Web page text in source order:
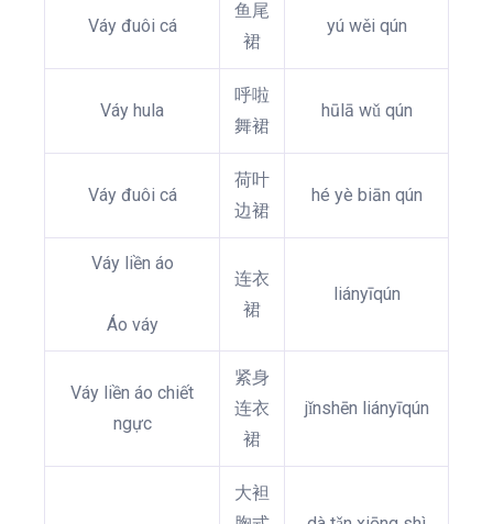
Váy đuôi cá
鱼尾
裙
yú wěi qún
Váy hula
呼啦
舞裙
hūlā wǔ qún
Váy đuôi cá
荷叶
边裙
hé yè biān qún
Váy liền áo
Áo váy
连衣
裙
liányīqún
Váy liền áo chiết
ngực
紧身
连衣
裙
jǐnshēn liányīqún
大袒